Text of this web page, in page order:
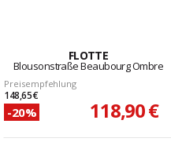
FLOTTE
Blousonstraße Beaubourg Ombre
Preisempfehlung
148,65 €
-20% 118,90 €